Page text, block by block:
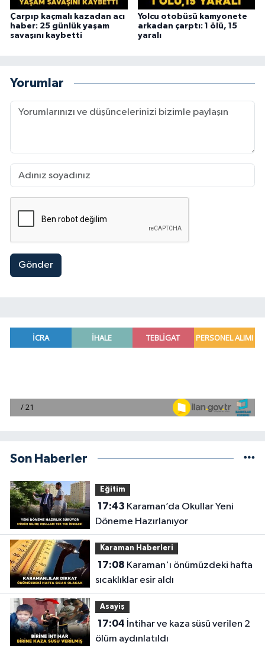
Çarpıp kaçmalı kazadan acı
haber: 25 günlük yaşam
savaşını kaybetti
Yolcu otobüsü kamyonete
arkadan çarptı: 1 ölü, 15
yaralı
Yorumlar
Gönder
Son Haberler
Eğitim
17:43
Döneme Hazırlanıyor
Karaman Haberleri
17:08
sıcaklıklar esir aldı
Asayiş
17:04
ölüm aydınlatıldı